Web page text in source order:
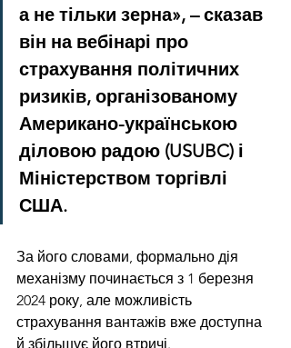
а не тільки зерна», – сказав
він на вебінарі про
страхування політичних
ризиків, організованому
Американо-українською
діловою радою (USUBC) і
Міністерством торгівлі
США.
За його словами, формально дія
механізму починається з 1 березня
2024 року, але можливість
страхування вантажів вже доступна
й збільшує його втричі.